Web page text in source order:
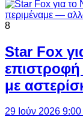
8
Star Fox
με
29 Ιούν 2026 9:00